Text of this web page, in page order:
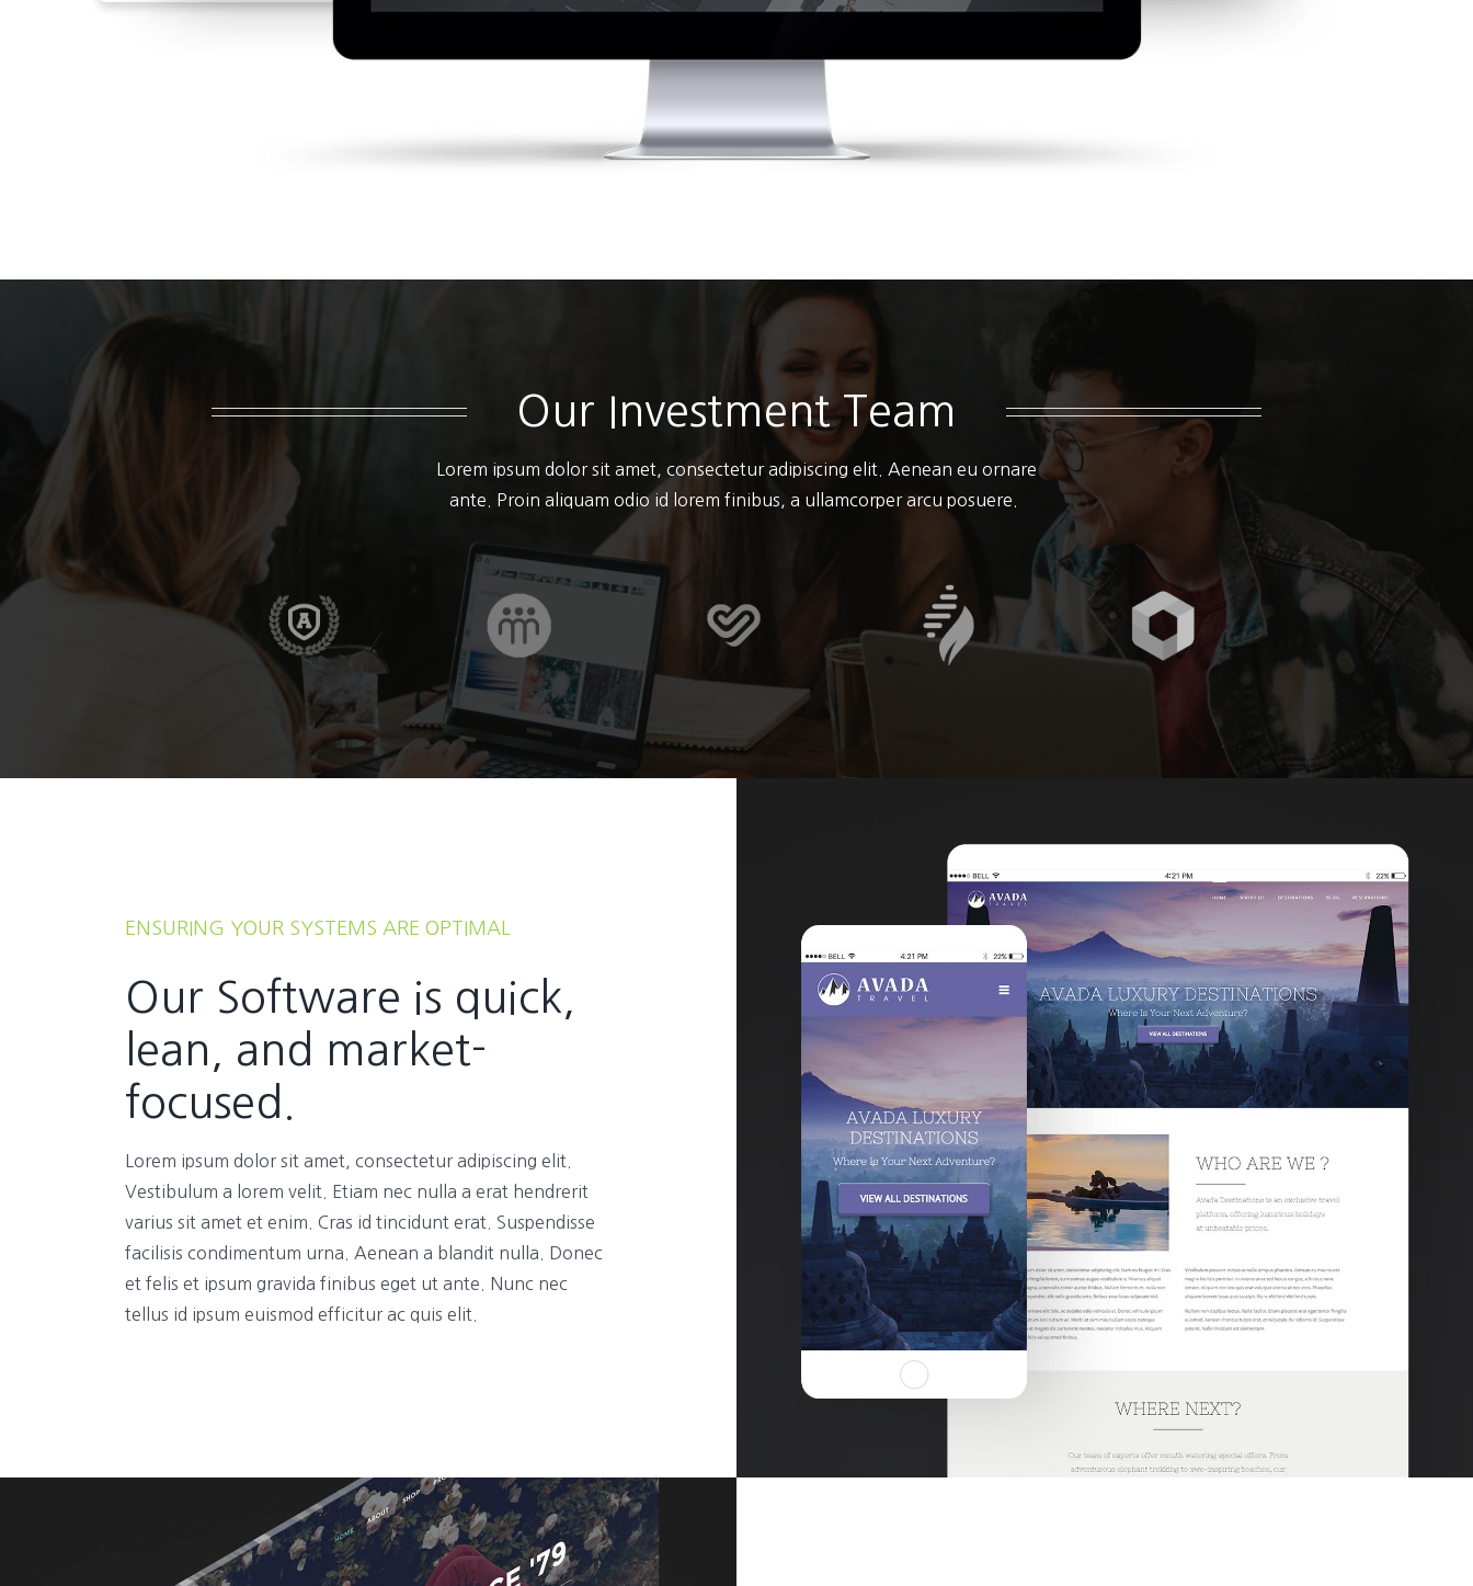
Our Investment Team
Lorem ipsum dolor sit amet, consectetur adipiscing elit. Aenean eu ornare
ante. Proin aliquam odio id lorem finibus, a ullamcorper arcu posuere.
ENSURING YOUR SYSTEMS ARE OPTIMAL
Our Software is quick,
lean, and market-
focused.
Lorem ipsum dolor sit amet, consectetur adipiscing elit.
Vestibulum a lorem velit. Etiam nec nulla a erat hendrerit
varius sit amet et enim. Cras id tincidunt erat. Suspendisse
facilisis condimentum urna. Aenean a blandit nulla. Donec
et felis et ipsum gravida finibus eget ut ante. Nunc nec
tellus id ipsum euismod efficitur ac quis elit.